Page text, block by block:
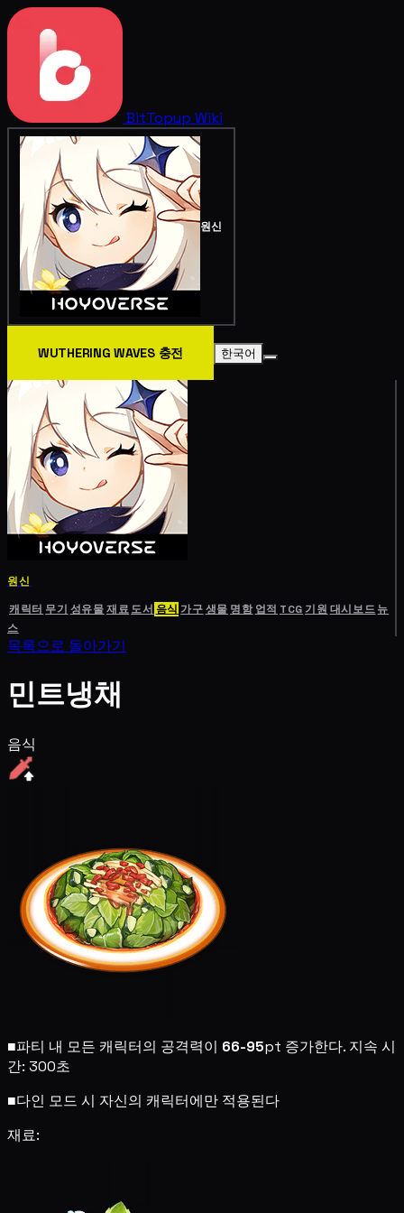
BitTopup Wiki
원신
WUTHERING WAVES 충전 한국어
원신
캐릭터 무기 성유물재료도서 음식 가구생물 명함 업적 TCG기원 대시보드뉴
스
목록으로 돌아가기
민트냉채
음식
■파티 내 모든 캐릭터의 공격력이 66-95pt 증가한다. 지속 시
간: 300초
■다인 모드 시 자신의 캐릭터에만 적용된다
재료: